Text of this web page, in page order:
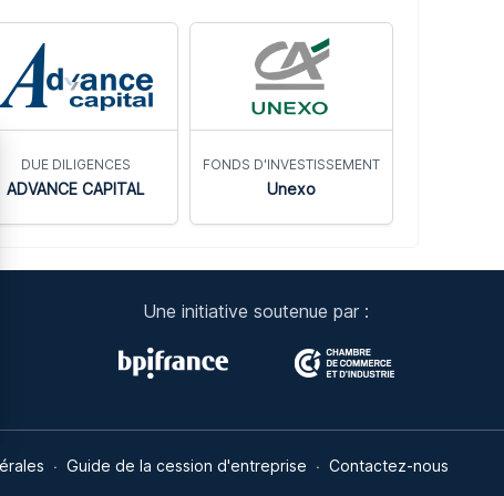
confidentialité, en garantissant la conformité avec les
DUE DILIGENCES
ADVANCE CAPITAL
FONDS D'INVESTISSEMENT
Unexo
Une initiative soutenue par :
Guide de la cession d'entreprise Contactez-nous